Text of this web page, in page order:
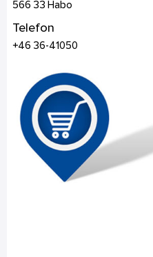
566 33 Habo
Telefon
+46 36-41050